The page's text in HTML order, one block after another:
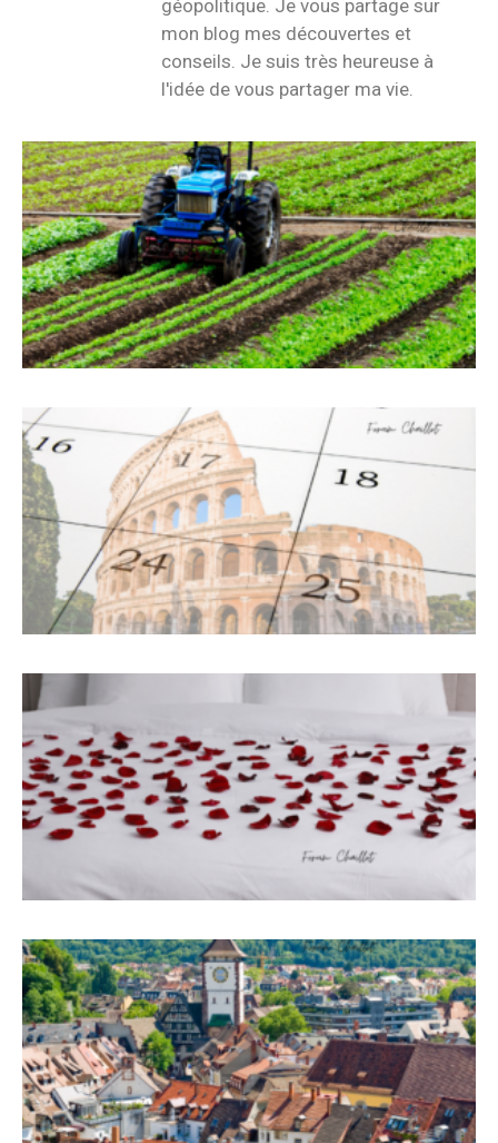
géopolitique. Je vous partage sur
mon blog mes découvertes et
conseils. Je suis très heureuse à
l'idée de vous partager ma vie.